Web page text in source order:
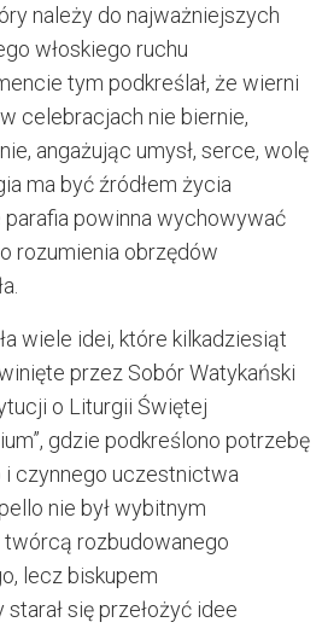
należy do najważniejszych
włoskiego ruchu
tym podkreślał, że wierni
celebracjach nie biernie,
angażując umysł, serce, wolę
ma być źródłem życia
powinna wychowywać
rozumienia obrzędów
wiele idei, które kilkadziesiąt
przez Sobór Watykański
o Liturgii Świętej
gdzie podkreślono potrzebę
i czynnego uczestnictwa
nie był wybitnym
rozbudowanego
lecz biskupem
się przełożyć idee